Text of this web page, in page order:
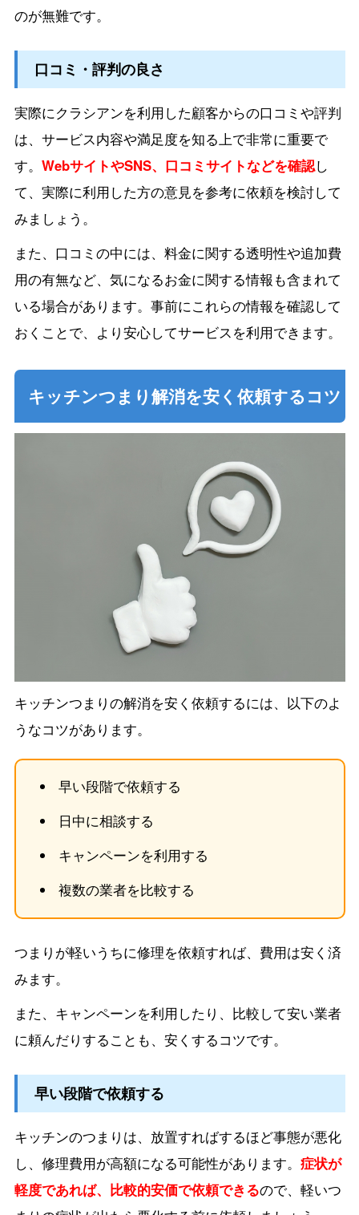
のが無難です。
口コミ・評判の良さ
実際にクラシアンを利用した顧客からの口コミや評判
は、サービス内容や満足度を知る上で非常に重要で
す。 WebサイトやSNS、口コミサイトなどを確認し
て、実際に利用した方の意見を参考に依頼を検討して
みましょう。
また、口コミの中には、料金に関する透明性や追加費
用の有無など、気になるお金に関する情報も含まれて
いる場合があります。事前にこれらの情報を確認して
おくことで、より安心してサービスを利用できます。
キッチンつまり解消を安く依頼するコツ
キッチンつまりの解消を安く依頼するには、以下のよ
うなコツがあります。
早い段階で依頼する
日中に相談する
キャンペーンを利用する
複数の業者を比較する
つまりが軽いうちに修理を依頼すれば、費用は安く済
みます。
また、キャンペーンを利用したり、比較して安い業者
に頼んだりすることも、安くするコツです。
早い段階で依頼する
キッチンのつまりは、放置すればするほど事態が悪化
し、修理費用が高額になる可能性があります。 症状が
軽度であれば、比較的安価で依頼できるので、軽いつ